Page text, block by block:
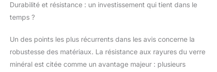
Durabilité et résistance : un investissement qui tient dans le
temps ?
Un des points les plus récurrents dans les avis concerne la
robustesse des matériaux. La résistance aux rayures du verre
minéral est citée comme un avantage majeur : plusieurs